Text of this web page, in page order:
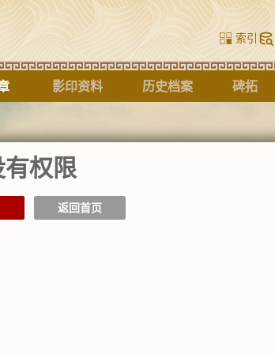
索引
影印资料 历史档案 碑拓
权限
返回首页